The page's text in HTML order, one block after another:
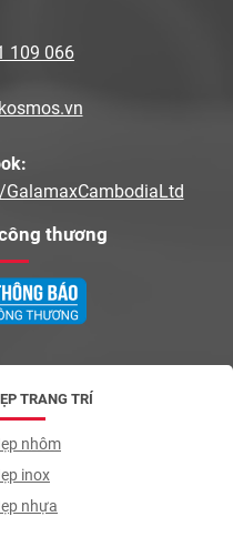
109 066
thương
TRANG TRÍ
nhôm
inox
nhựa